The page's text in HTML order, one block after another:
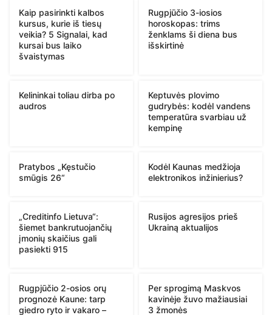
Kaip pasirinkti kalbos
kursus, kurie iš tiesų
veikia? 5 Signalai, kad
kursai bus laiko
švaistymas
Rugpjūčio 3-iosios
horoskopas: trims
ženklams ši diena bus
išskirtinė
Kelininkai toliau dirba po
audros
Keptuvės plovimo
gudrybės: kodėl vandens
temperatūra svarbiau už
kempinę
Pratybos „Kęstučio
smūgis 26“
Kodėl Kaunas medžioja
elektronikos inžinierius?
„Creditinfo Lietuva“:
šiemet bankrutuojančių
įmonių skaičius gali
pasiekti 915
Rusijos agresijos prieš
Ukrainą aktualijos
Rugpjūčio 2-osios orų
prognozė Kaune: tarp
giedro ryto ir vakaro –
Per sprogimą Maskvos
kavinėje žuvo mažiausiai
3 žmonės